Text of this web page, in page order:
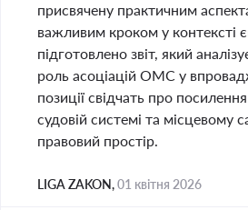
присвячену практичним
важливим кроком у контексті
підготовлено звіт, який
роль асоціацій ОМС у
позиції свідчать про
судовій системі та місцевому
правовий простір.
LIGA ZAKON,01 квітня 2026